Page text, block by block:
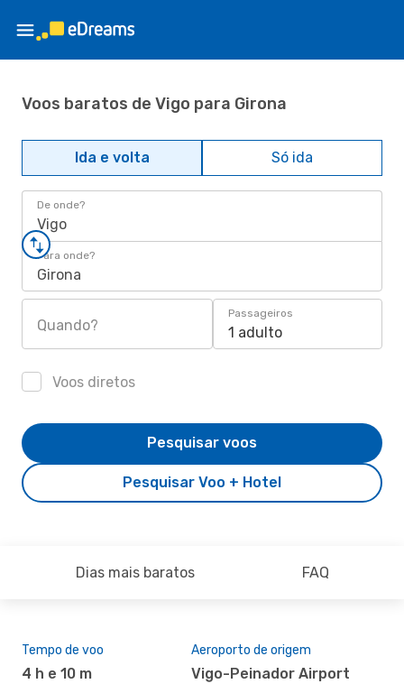
Voos baratos de Vigo para Girona
Ida e volta Só ida
De onde?
Vigo
Para onde?
Girona
Quando?
Passageiros
1 adulto
Voos diretos
Pesquisar Voo + Hotel
Pesquisar voos
Dias mais baratos FAQ
Tempo de voo
4 h e 10 m
Aeroporto de origem
Vigo-Peinador Airport